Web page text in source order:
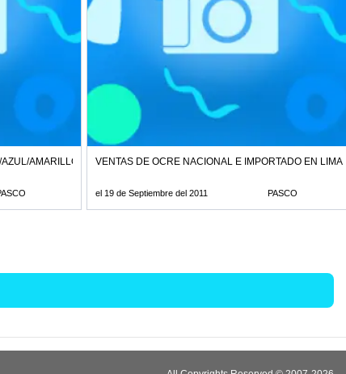
AMARILLO AL MEJOR PRECIO TLF:4082380
VENTAS DE OCRE NACIONAL E IMPORTADO EN
el 19 de Septiembre del 2011 PASCO